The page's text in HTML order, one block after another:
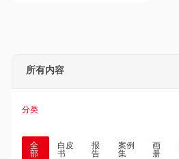
所有内容
分类
全
部
白皮
书
报
告
案例
集
画
册